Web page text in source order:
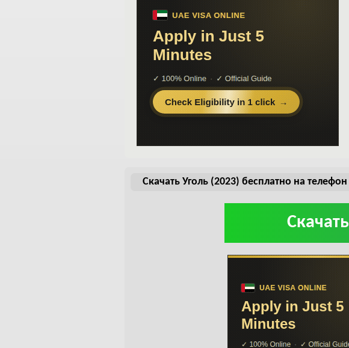
Скачать Уголь (2023) бесплатно на телефон
Скачать